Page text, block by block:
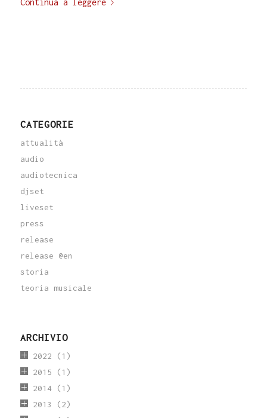
CATEGORIE
attualità
audio
audiotecnica
djset
liveset
press
release
release @en
storia
teoria musicale
ARCHIVIO
2022 (1)
2015 (1)
2014 (1)
2013 (2)